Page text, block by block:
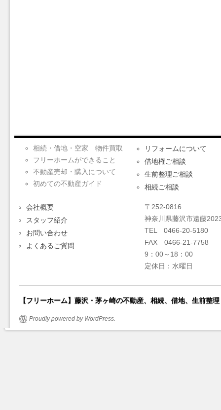
相続・借地・空家 物件買取
フリーホームができること
不動産売却・購入について
初めての不動産ガイド
リフォームについて
借地権ご相談
生前整理ご相談
相続ご相談
会社概要
スタッフ紹介
お問い合わせ
よくあるご質問
〒252-0816
神奈川県藤沢市遠藤
TEL 0466-20-5180
FAX 0466-21-7758
9：00～18：00
定休日：水曜日
【フリーホーム】藤沢・茅ヶ崎の不動産、相続、借地、生前整理
Proudly powered by WordPress.